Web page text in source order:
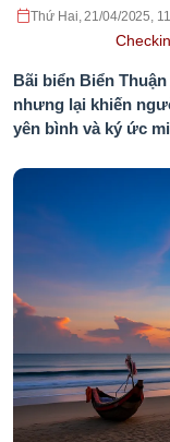
Thứ Hai, 21/04/2025,
Bãi biển Biển
nhưng lại khiến
yên bình và ký ức